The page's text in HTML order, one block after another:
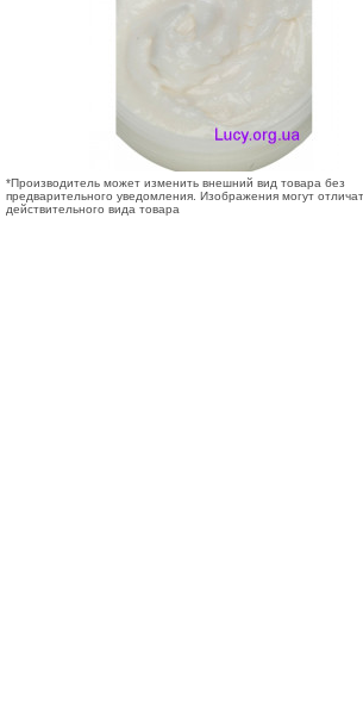
*Производитель может изменить внешний вид товара без
предварительного уведомления. Изображения могут
действительного вида товара